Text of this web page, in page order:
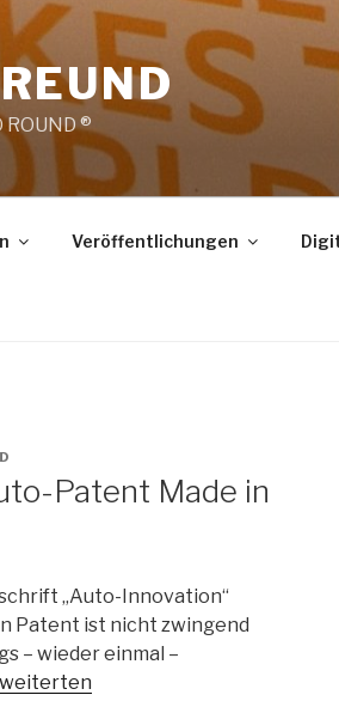
ROUND ®
Veröffentlichungen
Patent Made in
„Auto-Innovation“
Patent ist nicht zwingend
– wieder einmal –